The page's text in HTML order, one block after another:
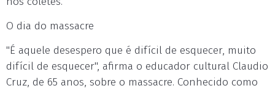
O dia do massacre
"É aquele desespero que é difícil de esquecer, muito
difícil de esquecer", afirma o educador cultural Claudio
Cruz, de 65 anos, sobre o massacre. Conhecido como